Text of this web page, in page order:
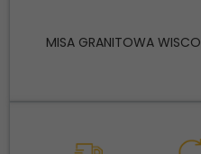
MISA GRANITOWA